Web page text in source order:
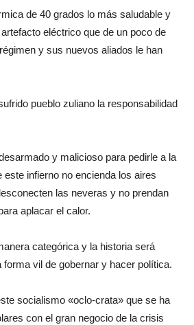
de 40 grados lo más saludable y
eléctrico que de un poco de
y sus nuevos aliados le han
pueblo zuliano la responsabilidad
y malicioso para pedirle a la
este infierno no encienda los aires
las neveras y no prendan
aplacar el calor.
categórica y la historia será
forma vil de gobernar y hacer política.
socialismo «oclo-crata» que se ha
con el gran negocio de la crisis